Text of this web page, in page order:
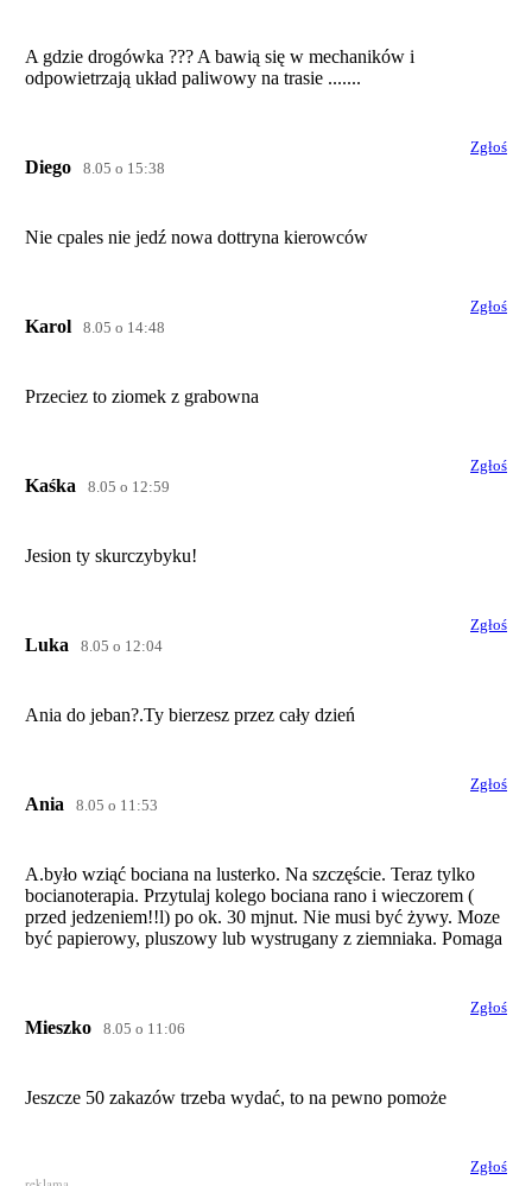
A gdzie drogówka ??? A bawią się w mechaników i
odpowietrzają układ paliwowy na trasie .......
Zgłoś
Diego 8.05 o 15:38
Nie cpales nie jedź nowa dottryna kierowców
Zgłoś
Karol 8.05 o 14:48
Przeciez to ziomek z grabowna
Zgłoś
Kaśka 8.05 o 12:59
Jesion ty skurczybyku!
Zgłoś
Luka 8.05 o 12:04
Ania do jeban?.Ty bierzesz przez cały dzień
Zgłoś
Ania 8.05 o 11:53
A.było wziąć bociana na lusterko. Na szczęście. Teraz tylko
bocianoterapia. Przytulaj kolego bociana rano i wieczorem (
przed jedzeniem!!l) po ok. 30 mjnut. Nie musi być żywy. Moze
być papierowy, pluszowy lub wystrugany z ziemniaka. Pomaga
Zgłoś
Mieszko 8.05 o 11:06
Jeszcze 50 zakazów trzeba wydać, to na pewno pomoże
Zgłoś